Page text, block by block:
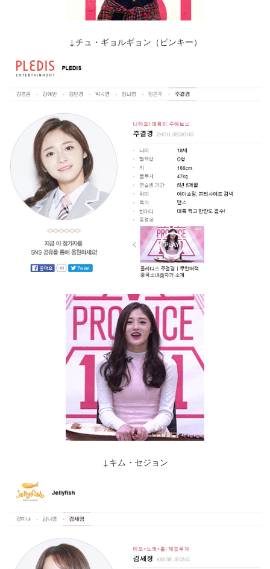
↓チュ・ギョルギョン（ピンキー）
↓キム・セジョン